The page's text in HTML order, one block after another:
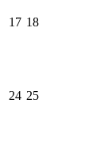
17 18
24 25